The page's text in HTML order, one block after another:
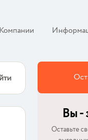
Компании
Вы -
Оставьте